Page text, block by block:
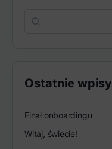
Ostatnie wpisy
Finał onboardingu
Witaj, świecie!